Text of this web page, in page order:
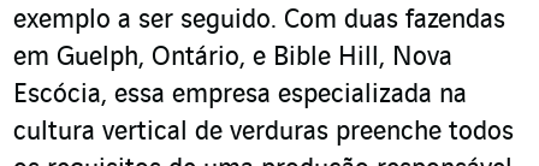
exemplo a ser seguido. Com duas fazendas
em Guelph, Ontário, e Bible Hill, Nova
Escócia, essa empresa especializada na
cultura vertical de verduras preenche todos